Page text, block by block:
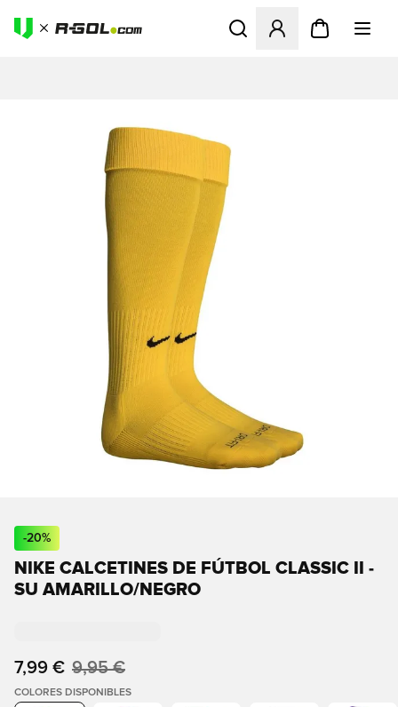
Abre un modal para iniciar
-20%
NIKE CALCETINES DE FÚTBOL CLASSIC II -
SU AMARILLO/NEGRO
7,99 € 9,95 €
COLORES DISPONIBLES